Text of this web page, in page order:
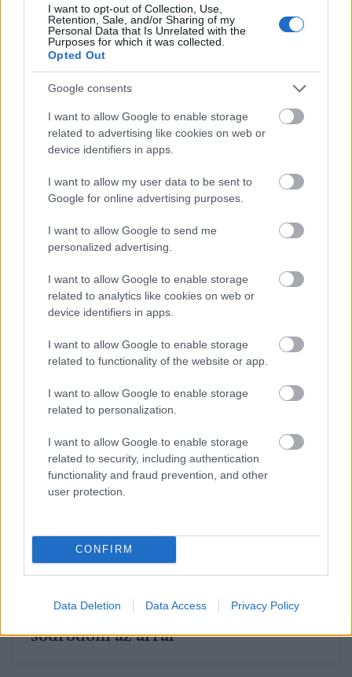
I want to opt-out of Collection, Use,
Retention, Sale, and/or Sharing of my
Personal Data that Is Unrelated with the
Purposes for which it was collected.
Opted Out
Google consents
I want to allow Google to enable storage
related to advertising like cookies on web or
device identifiers in apps.
I want to allow my user data to be sent to
Google for online advertising purposes.
I want to allow Google to send me
personalized advertising.
I want to allow Google to enable storage
related to analytics like cookies on web or
device identifiers in apps.
I want to allow Google to enable storage
related to functionality of the website or app.
I want to allow Google to enable storage
related to personalization.
I want to allow Google to enable storage
related to security, including authentication
functionality and fraud prevention, and other
user protection.
CONFIRM
Data Deletion Data Access Privacy Policy
történeteket írnak le. Hamarosan kijön egy zenénk,
amit Tájföld inspirált, kiírtam magamból az ott
tartózkodás élményét. A tengerpartot, azt az
elengedős, szenzációs életérzést, amit ott át lehet
élni a tengerparton. Egy olyan út, ami még nincs
és akkordok, amik szerintem csak belőlünk tudnak
kijönni. Úgyhogy egy nagyon egyedi kis történet az
egész.
Három éve, a Red Bull Jukebox kapcsán dolgoztam
veled, veletek. Ahogy most beszélgetünk, azt
érzem, hogy komolyodtál nagyon sokat. Jól látom?
Nem tudom. Benne van amúgy, igen. Habár én néha
inkább az ellenkezőjét gondolom. Lehet persze,
hogy túl szigorú vagyok magammal kapcsolatban,
de kicsit még linknek gondolom magam. De
kommunikációs szinten szerintem mindenképp
komolyodtam.
Márkus Luca: „Nem bánom, ha
sodródom az árral”